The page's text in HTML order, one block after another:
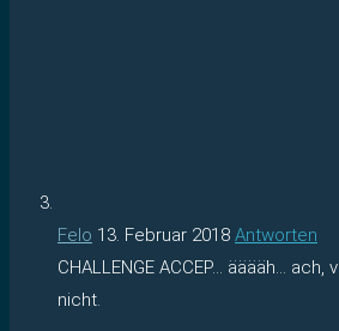
Felo 13. Februar 2018 Antworten
CHALLENGE ACCEP… ääääh…
nicht.